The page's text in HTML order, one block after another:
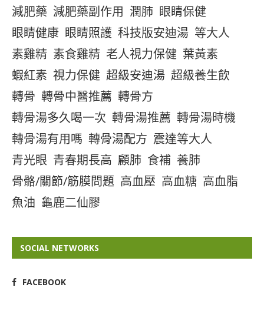
減肥藥 減肥藥副作用 潤肺 眼睛保健
眼睛健康 眼睛照護 科技版安迪湯 等大人
素雞精 素食雞精 老人視力保健 葉黃素
蝦紅素 視力保健 超級安迪湯 超級養生飲
轉骨 轉骨中醫推薦 轉骨方
轉骨湯多久喝一次 轉骨湯推薦 轉骨湯時機
轉骨湯有用嗎 轉骨湯配方 震達等大人
青光眼 青春期長高 顧肺 食補 養肺
骨骼/關節/筋膜問題 高血壓 高血糖 高血脂
魚油 龜鹿二仙膠
SOCIAL NETWORKS
FACEBOOK